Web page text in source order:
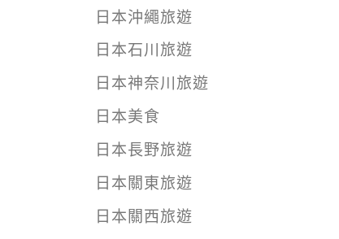
日本沖繩旅遊
日本石川旅遊
日本神奈川旅遊
日本美食
日本長野旅遊
日本關東旅遊
日本關西旅遊